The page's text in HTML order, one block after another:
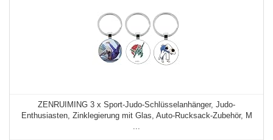
ZENRUIMING 3 x Sport-Judo-Schlüsselanhänger, Judo-
Enthusiasten, Zinklegierung mit Glas, Auto-Rucksack-Zubehör, M
...